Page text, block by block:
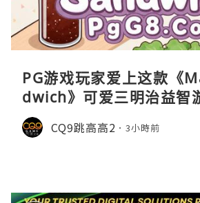
PG游戏玩家爱上这款《
dwich》可爱三明治益智
CQ9跳高高2 3小時前